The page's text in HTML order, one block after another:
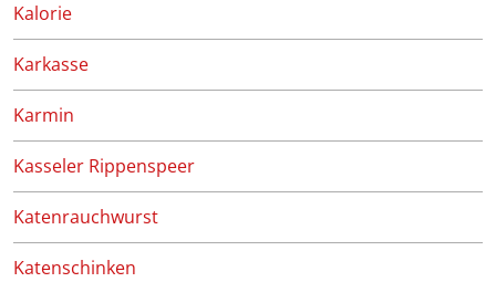
Kalorie
Karkasse
Karmin
Kasseler Rippenspeer
Katenrauchwurst
Katenschinken